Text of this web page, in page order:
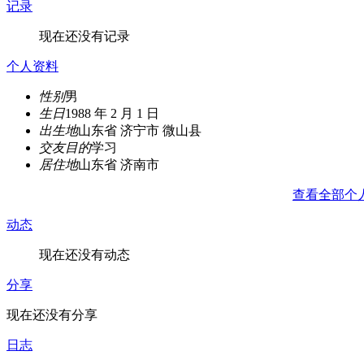
记录
现在还没有记录
个人资料
性别男
生日1988 年 2 月 1 日
出生地山东省 济宁市 微山县
交友目的学习
居住地山东省 济南市
查看全部个
动态
现在还没有动态
分享
现在还没有分享
日志